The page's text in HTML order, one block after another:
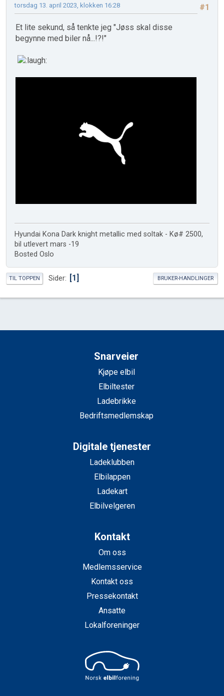
#1
torsdag 13. april 2023, klokken 16:28
Et lite sekund, så tenkte jeg "Jøss skal disse
begynne med biler nå...!?!"
Hyundai Kona Dark knight metallic med soltak - Kø# 2500,
bil utlevert mars -19
Bosted Oslo
TIL TOPPEN Sider 1 BRUKER-HANDLINGER
Snarveier
Kjøpe elbil
Elbiltester
Ladebrikke
Bedriftsmedlemskap
Digitale tjenester
Ladeklubben
Elbilappen
Ladekart
Elbilvelgeren
Kontakt
Om oss
Medlemsservice
Kontakt oss
Pressekontakt
Ansatte
Lokalforeninger